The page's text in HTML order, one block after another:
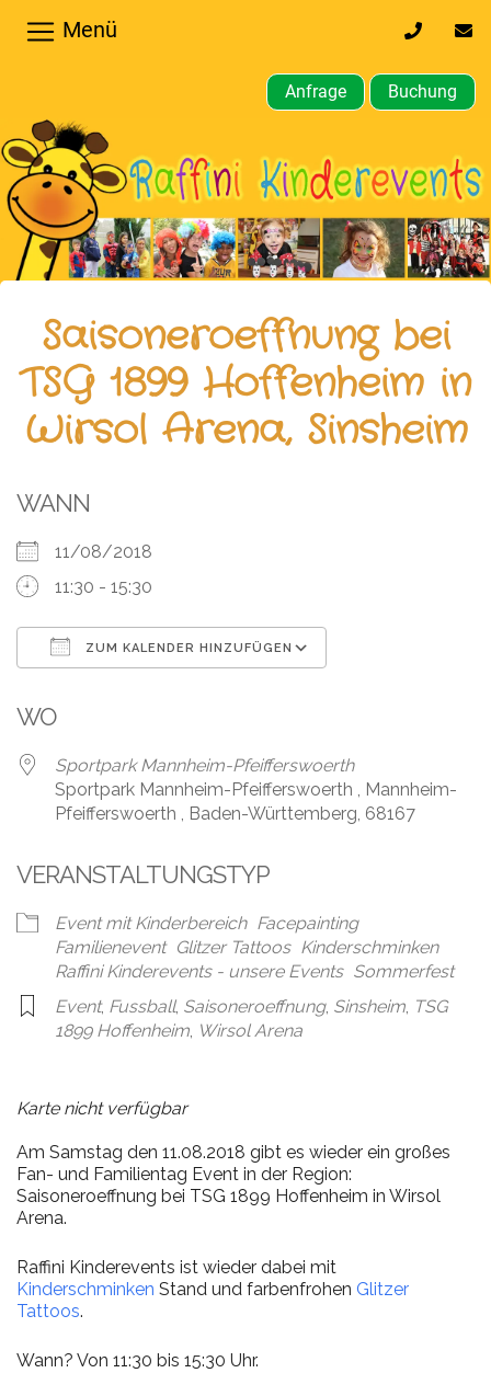
Home
Hochzeiten,
Privatfeier
Firmenfeier
Gewerbliche,
öffentliche
Feste
Leistungen
Über
Fotos,
Events
Referenzen
Blog
Jobs
Partner/Links
0170
64
610
Menü
Anfrage Buchung
Saisoneroeffnung bei
TSG 1899 Hoffenheim in
Wirsol Arena, Sinsheim
WANN
11/08/2018
11:30 - 15:30
ZUM KALENDER HINZUFÜGEN
WO
Sportpark Mannheim-Pfeifferswoerth
Sportpark Mannheim-Pfeifferswoerth , Mannheim-
Pfeifferswoerth , Baden-Württemberg, 68167
VERANSTALTUNGSTYP
Event mit Kinderbereich Facepainting
Familienevent Glitzer Tattoos Kinderschminken
Raffini Kinderevents - unsere Events Sommerfest
Event, Fussball, Saisoneroeffnung, Sinsheim, TSG
1899 Hoffenheim, Wirsol Arena
Karte nicht verfügbar
Am Samstag den 11.08.2018 gibt es wieder ein großes
Fan- und Familientag Event in der Region:
Saisoneroeffnung bei TSG 1899 Hoffenheim in Wirsol
Arena.
Raffini Kinderevents ist wieder dabei mit
Kinderschminken Stand und farbenfrohen Glitzer
Tattoos.
Wann? Von 11:30 bis 15:30 Uhr.